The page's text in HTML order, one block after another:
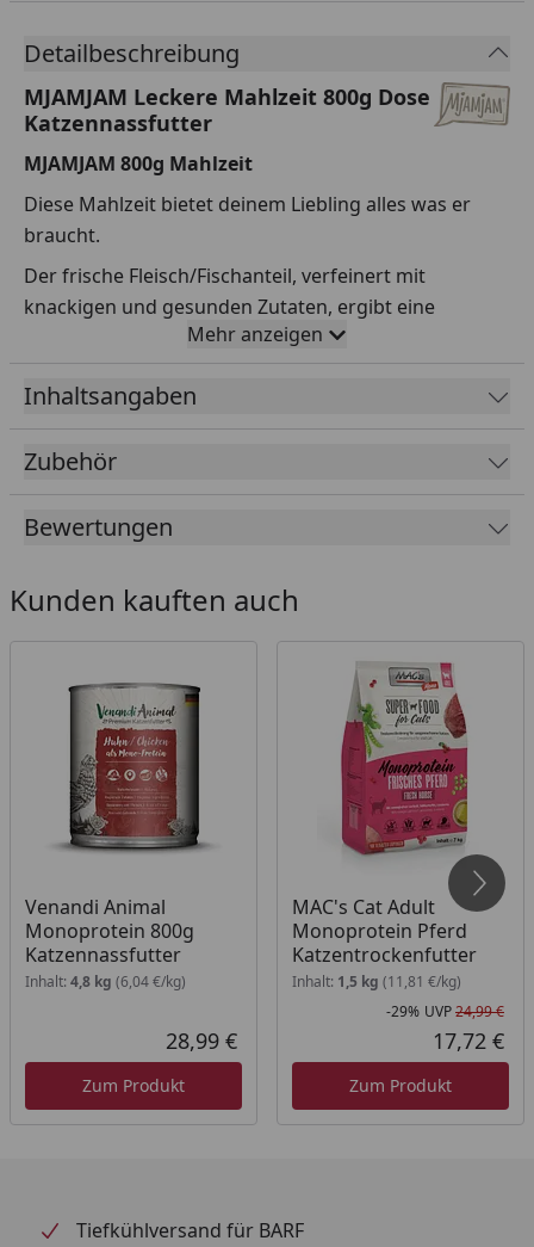
Detailbeschreibung
MJAMJAM Leckere Mahlzeit 800g Dose
Katzennassfutter
MJAMJAM 800g Mahlzeit
Diese Mahlzeit bietet deinem Liebling alles was er
braucht.
Der frische Fleisch/Fischanteil, verfeinert mit
knackigen und gesunden Zutaten, ergibt eine
vollwertige und genussvolle Mahlzeit, die ihn zugleich
mit allen wichtigen Vitaminen und Mineralien
versorgt. „Artgerecht, natur- und beutenah“.
Geschmacksstoffe sowie synthetische Bindemittel
wird vollends verzichtet.
200-400 g täglich für eine ausgewachsene Katze mit
zur freien Verfügung stehen. Nach dem Öffnen max.
24 Stunden im Kühlschrank aufbewahren. Bitte
zimmerwarm füttern.
Mehr anzeigen
Inhaltsangaben
Zubehör
Bewertungen
Kunden kauften auch
Venandi Animal
Monoprotein 800g
Katzennassfutter
Inhalt: 4,8 kg (6,04 €/kg)
Aktueller Preis
28,99 €
Zum Produkt
MAC's Cat Adult
Monoprotein Pferd
Katzentrockenfutter
Inhalt: 1,5 kg (11,81 €/kg)
-29% UVP24,99 €
17,72 €
Zum Produkt
Tiefkühlversand für BARF